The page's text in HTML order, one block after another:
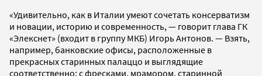
«Удивительно, как в Италии умеют сочетать консерватизм
и новации, историю и современность, — говорит глава ГК
«Элекснет» (входит в группу МКБ) Игорь Антонов. — Взять,
например, банковские офисы, расположенные в
прекрасных старинных палаццо и выглядящие
соответственно: с фресками, мрамором, старинной